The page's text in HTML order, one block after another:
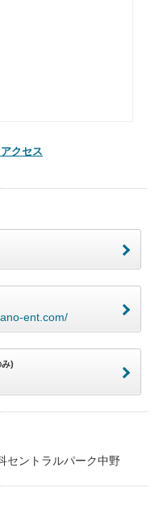
クセス
ent.com/
)
セントラルパーク中野